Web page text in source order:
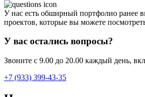
У нас есть обширный портфолио ранее
проектов, которые вы можете
У вас остались вопросы?
Звоните с 9.00 до 20.00 каждый день,
+7 (933) 399-43-35